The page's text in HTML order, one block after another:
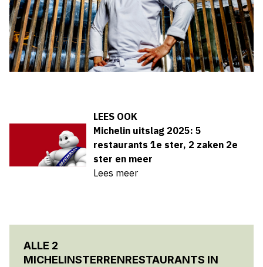
LEES OOK
Michelin uitslag 2025: 5
restaurants 1e ster, 2 zaken 2e
ster en meer
Lees meer
ALLE 2
MICHELINSTERRENRESTAURANTS IN